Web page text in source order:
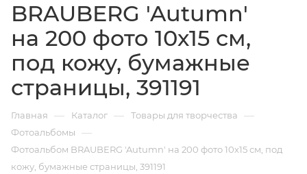
BRAUBERG 'Autumn'
на 200 фото 10х15 см,
под кожу, бумажные
страницы, 391191
Главная — Каталог — Товары для творчества —
Фотоальбомы —
Фотоальбом BRAUBERG 'Autumn' на 200 фото 10х15 см, под
кожу, бумажные страницы, 391191